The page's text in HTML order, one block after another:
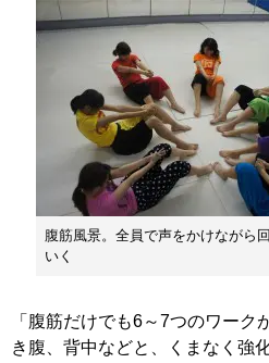
腹筋風景。全員で声をかけながら
いく
「腹筋だけでも6～7つのワーク
き腹、背中などと、くまなく強